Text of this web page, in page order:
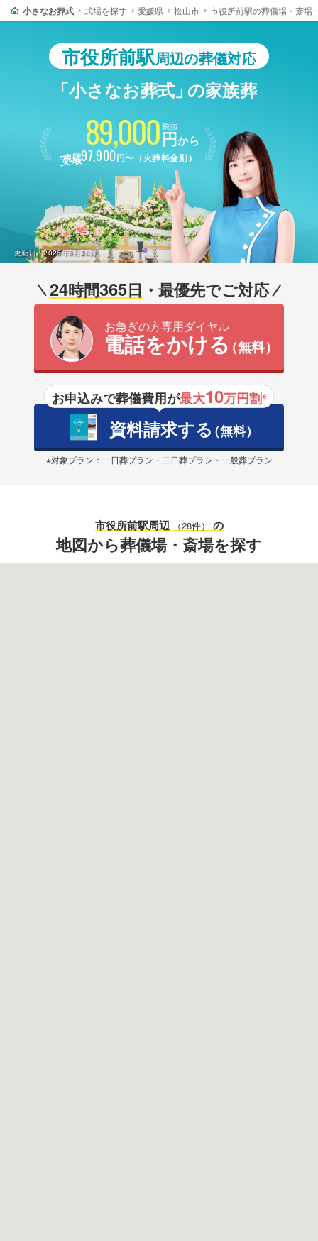
小さなお葬式 式場を探す 愛媛県 松山市 市役所前駅の葬儀場・斎場
市役所前駅周辺の葬儀対応
「小さなお葬式」の家族葬
更新日：2026年5月26日
89,000 税抜
円から
税込97,900円〜（火葬料金別）
24時間365日 ・最優先でご対応
お急ぎの方専用ダイヤル
電話をかける（無料）
お申込みで葬儀費用が最大10万円割※
資料請求する（無料）
※対象プラン：一日葬プラン・二日葬プラン・一般葬プラン
市役所前駅周辺 （28件） の
地図から葬儀場・斎場を探す